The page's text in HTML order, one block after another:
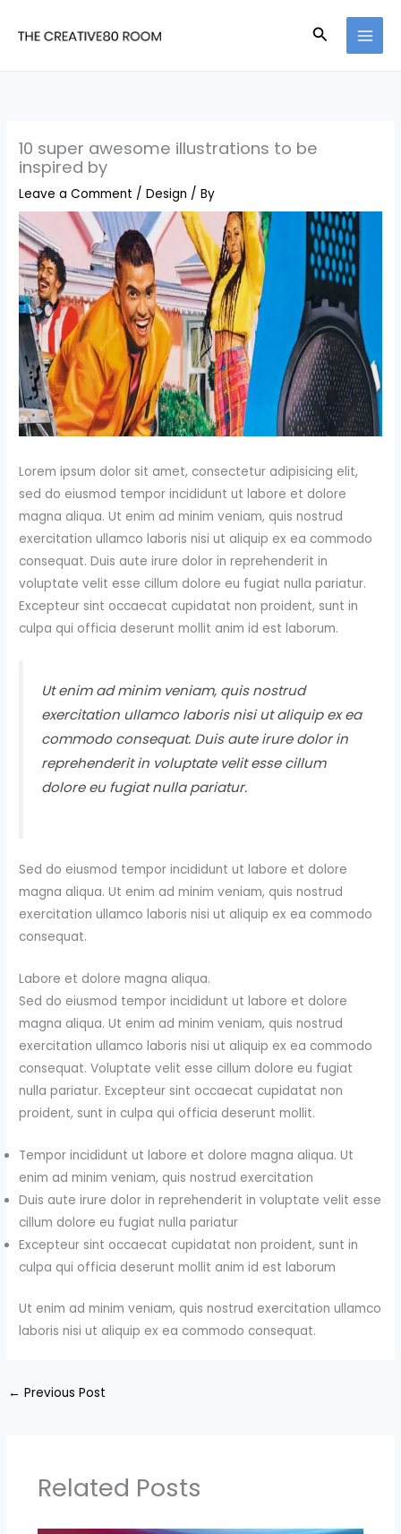
Search
10 super awesome illustrations to be
inspired by
Leave a Comment /Design / By
Lorem ipsum dolor sit amet, consectetur adipisicing elit,
sed do eiusmod tempor incididunt ut labore et dolore
magna aliqua. Ut enim ad minim veniam, quis nostrud
exercitation ullamco laboris nisi ut aliquip ex ea commodo
consequat. Duis aute irure dolor in reprehenderit in
voluptate velit esse cillum dolore eu fugiat nulla pariatur.
Excepteur sint occaecat cupidatat non proident, sunt in
culpa qui officia deserunt mollit anim id est laborum.
Ut enim ad minim veniam, quis nostrud
exercitation ullamco laboris nisi ut aliquip ex ea
commodo consequat. Duis aute irure dolor in
reprehenderit in voluptate velit esse cillum
dolore eu fugiat nulla pariatur.
Sed do eiusmod tempor incididunt ut labore et dolore
magna aliqua. Ut enim ad minim veniam, quis nostrud
exercitation ullamco laboris nisi ut aliquip ex ea commodo
consequat.
Labore et dolore magna aliqua.
Sed do eiusmod tempor incididunt ut labore et dolore
magna aliqua. Ut enim ad minim veniam, quis nostrud
exercitation ullamco laboris nisi ut aliquip ex ea commodo
consequat. Voluptate velit esse cillum dolore eu fugiat
nulla pariatur. Excepteur sint occaecat cupidatat non
proident, sunt in culpa qui officia deserunt mollit.
Tempor incididunt ut labore et dolore magna aliqua. Ut
enim ad minim veniam, quis nostrud exercitation
Duis aute irure dolor in reprehenderit in voluptate velit esse
cillum dolore eu fugiat nulla pariatur
Excepteur sint occaecat cupidatat non proident, sunt in
culpa qui officia deserunt mollit anim id est laborum
Ut enim ad minim veniam, quis nostrud exercitation ullamco
laboris nisi ut aliquip ex ea commodo consequat.
← Previous Post
Related Posts